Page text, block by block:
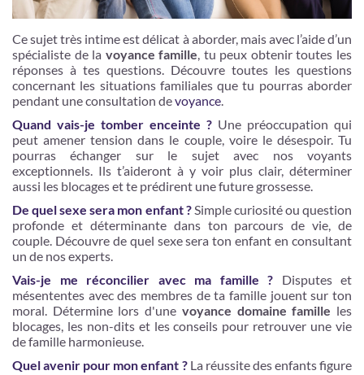
Ce sujet très intime est délicat à aborder, mais avec l’aide d’un
spécialiste de la voyance famille, tu peux obtenir toutes les
réponses à tes questions. Découvre toutes les questions
concernant les situations familiales que tu pourras aborder
pendant une consultation devoyance.
Quand vais-je tomber enceinte ? Une préoccupation qui
peut amener tension dans le couple, voire le désespoir. Tu
pourras échanger sur le sujet avec nos voyants
exceptionnels. Ils t’aideront à y voir plus clair, déterminer
aussi les blocages et te prédirent une future grossesse.
De quel sexe sera mon enfant ?Simple curiosité ou question
profonde et déterminante dans ton parcours de vie, de
couple. Découvre de quel sexe sera ton enfant en consultant
un de nos experts.
Vais-je me réconcilier avec ma famille ? Disputes et
mésententes avec des membres de ta famille jouent sur ton
moral. Détermine lors d'une voyance domaine famille les
blocages, les non-dits et les conseils pour retrouver une vie
de famille harmonieuse.
Quel avenir pour mon enfant ?La réussite des enfants figure